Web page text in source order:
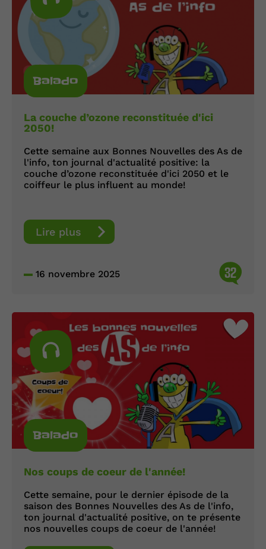
Balado
La couche d’ozone reconstituée d'ici
2050!
Cette semaine aux Bonnes Nouvelles des As de
l'info, ton journal d'actualité positive: la
couche d’ozone reconstituée d'ici 2050 et le
coiffeur le plus influent au monde!
Lire plus
16 novembre 2025 32
Balado
Nos coups de coeur de l'année!
Cette semaine, pour le dernier épisode de la
saison des Bonnes Nouvelles des As de l'info,
ton journal d'actualité positive, on te présente
nos nouvelles coups de coeur de l'année!